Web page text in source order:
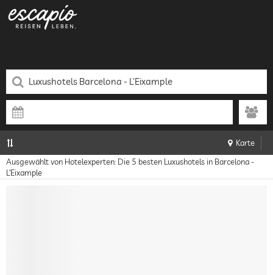
Karte
Ausgewählt von Hotelexperten: Die 5 besten Luxushotels in Barcelona -
L’Eixample